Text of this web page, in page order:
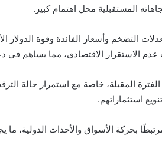
المستقبلية محل اهتمام كبير.
التضخم وأسعار الفائدة وقوة الدولار
الاستقرار الاقتصادي، مما يساهم في
المقبلة، خاصة مع استمرار حالة
استثماراتهم.
بحركة الأسواق والأحداث الدولية، ما